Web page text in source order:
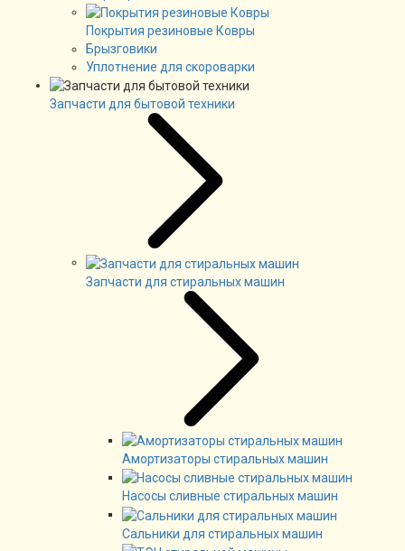
Покрытия резиновые Ковры
Брызговики
Уплотнение для скороварки
Запчасти для бытовой техники
Запчасти для стиральных машин
Амортизаторы стиральных машин
Насосы сливные стиральных машин
Сальники для стиральных машин